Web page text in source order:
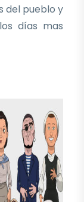
del pueblo y
días mas